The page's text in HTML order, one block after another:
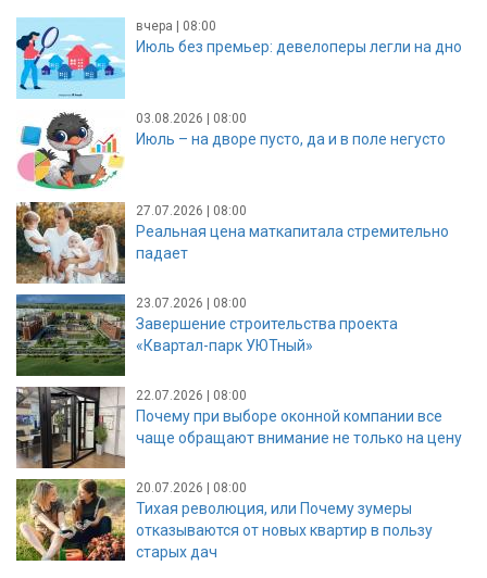
вчера | 08:00
Июль без премьер: девелоперы легли на дно
03.08.2026 | 08:00
Июль – на дворе пусто, да и в поле негусто
27.07.2026 | 08:00
Реальная цена маткапитала стремительно
падает
23.07.2026 | 08:00
Завершение строительства проекта
«Квартал-парк УЮТный»
22.07.2026 | 08:00
Почему при выборе оконной компании все
чаще обращают внимание не только на цену
20.07.2026 | 08:00
Тихая революция, или Почему зумеры
отказываются от новых квартир в пользу
старых дач